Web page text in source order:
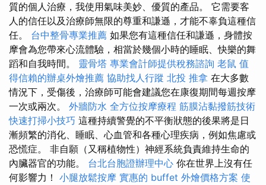
質的個人治療，我使用氣味美妙、優質的產品。 它需要客
人的信任以及治療師無限的尊重和謙遜，才能不辜負這種信
任。 台中整骨專業推薦 如果您有這種信任和謙遜，身體按
摩會為您帶來心流體驗，相當於幾個小時的睡眠、快樂的舞
蹈和自我時間。 靈骨塔 專業會計師提供稅務諮詢 老鼠 值
得信賴的辦桌外燴推薦 協助找人行蹤 北投 推拿 在大多數
情況下，受傷後，治療師可能會建議您在康復期間每週按摩
一次或兩次。 外牆防水 全方位按摩療程 筋膜沾黏撥筋技術
快速打掃小技巧 這種持續警覺的不平衡狀態的後果將是日
漸頻繁的消化、睡眠、心血管和各種心理疾病，例如焦慮或
恐慌症。 非自願（又稱植物性）神經系統負責維持生命的
內臟器官的功能。 台北台胞證辦理中心 你在世界上沒有任
何影響力！ 小腿放鬆按摩 實惠的 buffet 外燴價格方案 使